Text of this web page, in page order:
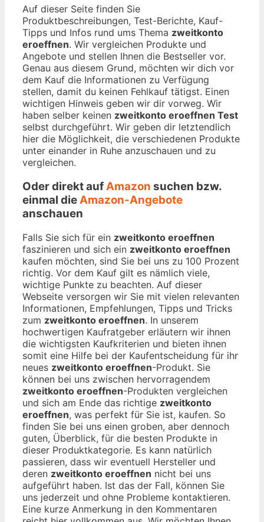
Auf dieser Seite finden Sie
Produktbeschreibungen, Test-Berichte, Kauf-
Tipps und Infos rund ums Thema zweitkonto
eroeffnen. Wir vergleichen Produkte und
Angebote und stellen Ihnen die Bestseller vor.
Genau aus diesem Grund, möchten wir dich vor
dem Kauf die Informationen zu Verfügung
stellen, damit du keinen Fehlkauf tätigst. Einen
wichtigen Hinweis geben wir dir vorweg. Wir
haben selber keinen zweitkonto eroeffnen Test
selbst durchgeführt. Wir geben dir letztendlich
hier die Möglichkeit, die verschiedenen Produkte
unter einander in Ruhe anzuschauen und zu
vergleichen.
Oder direkt aufAmazon suchen bzw.
einmal dieAmazon-Angebote
anschauen
Falls Sie sich für ein zweitkonto eroeffnen
faszinieren und sich ein zweitkonto eroeffnen
kaufen möchten, sind Sie bei uns zu 100 Prozent
richtig. Vor dem Kauf gilt es nämlich viele,
wichtige Punkte zu beachten. Auf dieser
Webseite versorgen wir Sie mit vielen relevanten
Informationen, Empfehlungen, Tipps und Tricks
zum zweitkonto eroeffnen. In unserem
hochwertigen Kaufratgeber erläutern wir ihnen
die wichtigsten Kaufkriterien und bieten ihnen
somit eine Hilfe bei der Kaufentscheidung für ihr
neues zweitkonto eroeffnen-Produkt. Sie
können bei uns zwischen hervorragendem
zweitkonto eroeffnen-Produkten vergleichen
und sich am Ende das richtige zweitkonto
eroeffnen, was perfekt für Sie ist, kaufen. So
finden Sie bei uns einen groben, aber dennoch
guten, Überblick, für die besten Produkte in
dieser Produktkategorie. Es kann natürlich
passieren, dass wir eventuell Hersteller und
deren zweitkonto eroeffnen nicht bei uns
aufgeführt haben. Ist das der Fall, können Sie
uns jederzeit und ohne Probleme kontaktieren.
Eine kurze Anmerkung in den Kommentaren